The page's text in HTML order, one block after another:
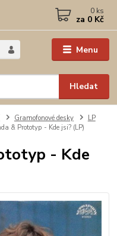
Menu
Hledat
0 ks
za 0 Kč
Gramofonové desky
LP
& Prototyp - Kde jsi? (LP)
- Kde